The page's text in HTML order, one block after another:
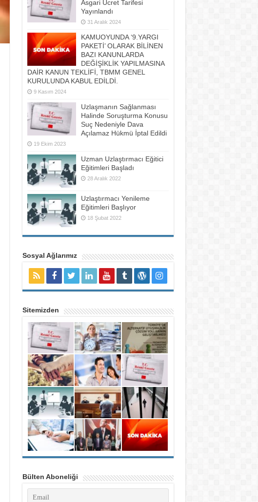
Asgari Ücret Tarifesi
Yayınlandı
31 Aralık 2024
KAMUOYUNDA ‘9.YARGI
PAKETİ’ OLARAK BİLİNEN
BAZI KANUNLARDA
DEĞİŞİKLİK YAPILMASINA
DAİR KANUN TEKLİFİ, TBMM GENEL
KURULUNDA KABUL EDİLDİ.
9 Kasım 2024
Uzlaşmanın Sağlanması
Halinde Soruşturma Konusu
Suç Nedeniyle Dava
Açılamaz Hükmü İptal Edildi
19 Ekim 2023
Uzman Uzlaştırmacı Eğitici
Eğitimleri Başladı
28 Aralık 2022
Uzlaştırmacı Yenileme
Eğitimleri Başlıyor
18 Şubat 2022
Sosyal Ağlarımız
Sitemizden
Bülten Aboneliği